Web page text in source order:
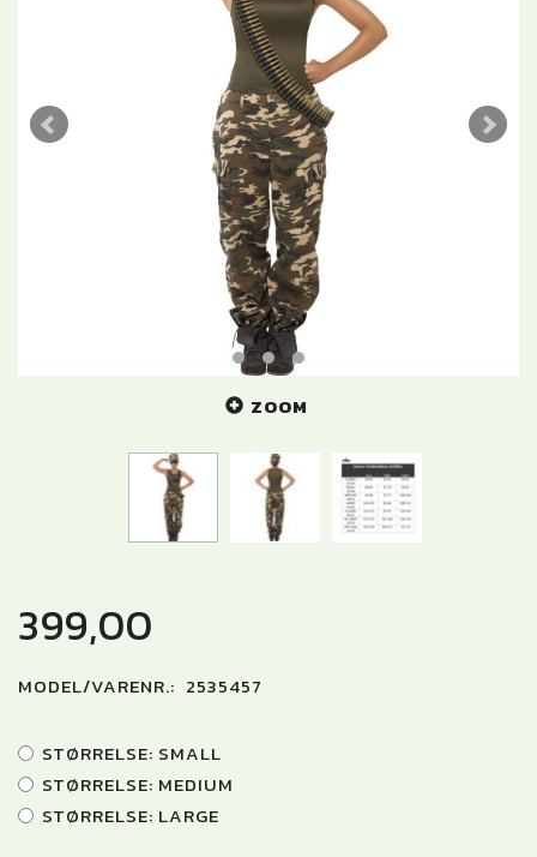
ZOOM
399,00
MODEL/VARENR.: 2535457
STØRRELSE: SMALL
STØRRELSE: MEDIUM
STØRRELSE: LARGE